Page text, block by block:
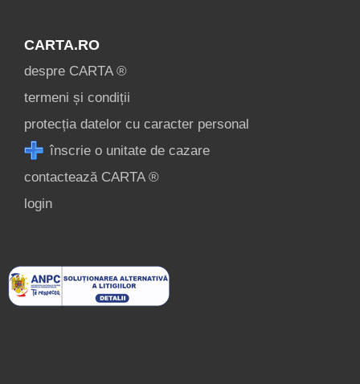
CARTA.RO
despre CARTA ®
termeni și condiții
protecția datelor cu caracter personal
înscrie o unitate de cazare
contactează CARTA ®
login